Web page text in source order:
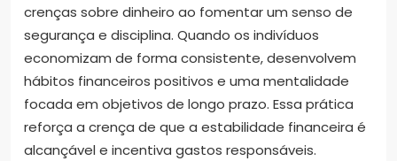
crenças sobre dinheiro ao fomentar um senso de
segurança e disciplina. Quando os indivíduos
economizam de forma consistente, desenvolvem
hábitos financeiros positivos e uma mentalidade
focada em objetivos de longo prazo. Essa prática
reforça a crença de que a estabilidade financeira é
alcançável e incentiva gastos responsáveis.